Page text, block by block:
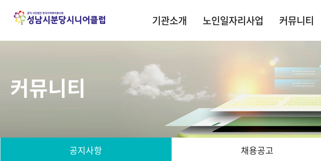
기관소개 노인일자리사업 커뮤니티
커뮤니티
공지사항 채용공고